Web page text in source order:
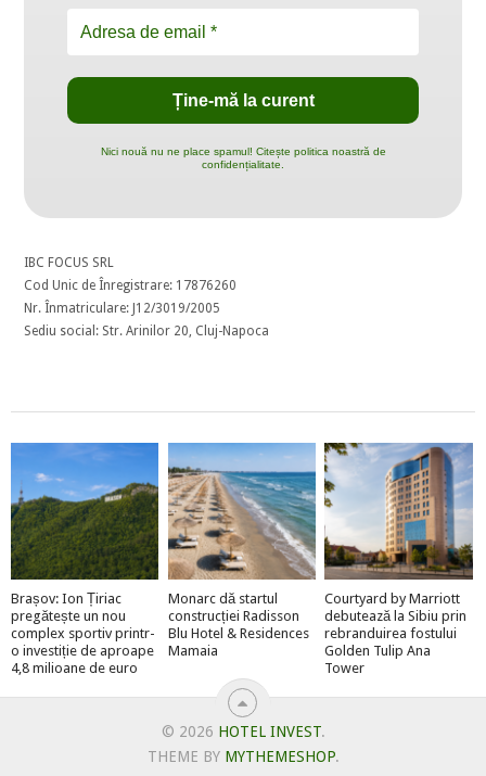
Nici nouă nu ne place spamul! Citește politica noastră de
confidențialitate.
IBC FOCUS SRL
Cod Unic de Înregistrare: 17876260
Nr. Înmatriculare: J12/3019/2005
Sediu social: Str. Arinilor 20, Cluj-Napoca
Brașov: Ion Țiriac
pregătește un nou
complex sportiv printr-
o investiție de aproape
4,8 milioane de euro
Monarc dă startul
construcției Radisson
Blu Hotel & Residences
Mamaia
Courtyard by Marriott
debutează la Sibiu prin
rebranduirea fostului
Golden Tulip Ana
Tower
© 2026 HOTEL INVEST.
THEME BY MYTHEMESHOP.